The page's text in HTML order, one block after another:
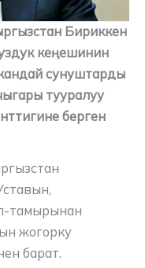
Бириккен
кеңешинин
сунуштарды
тууралуу
берген
тамырынан
жогорку
барат.